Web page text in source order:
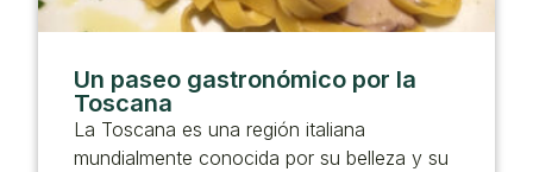
Un paseo gastronómico por la
Toscana
La Toscana es una región italiana
mundialmente conocida por su belleza y su